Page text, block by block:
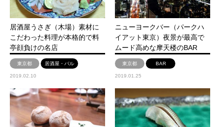
居酒屋うさぎ（木場）素材に
こだわった料理が本格的で料
亭顔負けの名店
東京都 居酒屋・バル
2019.02.10
ニューヨークバー（パークハ
イアット東京）夜景が最高で
ムード高めな摩天楼のBAR
東京都 BAR
2019.01.25